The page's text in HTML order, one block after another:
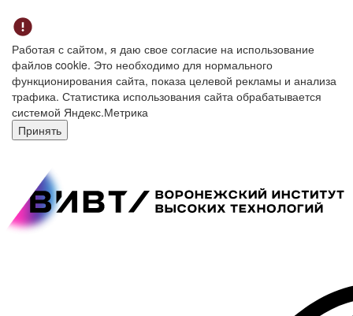
Работая с сайтом, я даю свое согласие на использование
файлов cookie. Это необходимо для нормального
функционирования сайта, показа целевой рекламы и анализа
трафика. Статистика использования сайта обрабатывается
системой Яндекс.Метрика
Принять